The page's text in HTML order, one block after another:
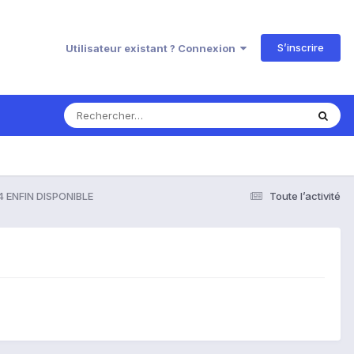
Utilisateur existant ? Connexion S’inscrire
Toute l’activité
ENFIN DISPONIBLE